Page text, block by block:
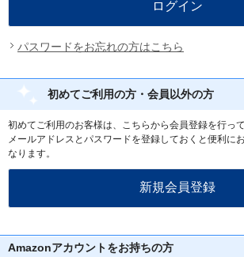
パスワードをお忘れの方はこちら
初めてご利用の方・会員以外の方
初めてご利用のお客様は、こちらから会員登録を行って
メールアドレスとパスワードを登録しておくと便利に
なります。
Amazonアカウントをお持ちの方